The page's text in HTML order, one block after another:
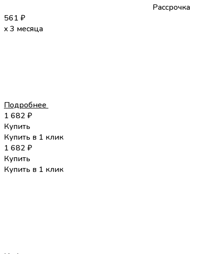
Рассрочка
561 ₽
x 3 месяца
Подробнее
1 682 ₽
Купить
Купить в 1 клик
1 682 ₽
Купить
Купить в 1 клик